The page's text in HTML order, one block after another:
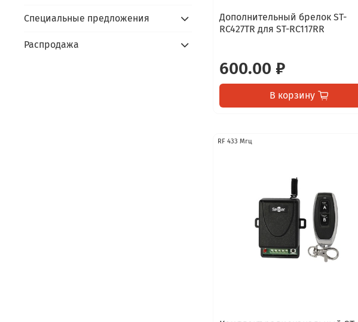
Дополнительный брелок ST-
RC427TR для ST-RC117RR
600.00 ₽
В корзину
RF 433 Мгц
Специальные предложения
Распродажа